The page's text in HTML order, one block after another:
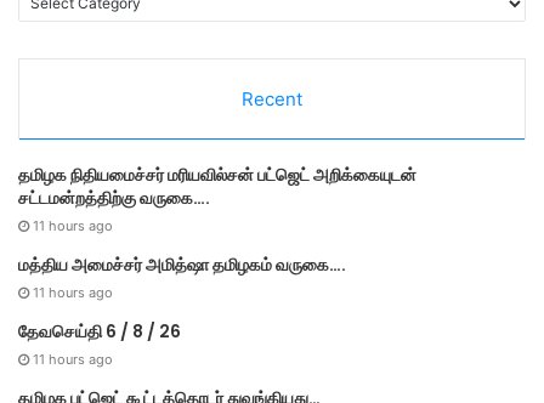
a
i
e
s
Recent
தமி​ழ​க நிதியமைச்சர் மரியவில்சன் பட்ஜெட் அறிக்கையுடன்
சட்டமன்றத்திற்கு வருகை….
11 hours ago
மத்திய அமைச்சர் அமித்ஷா தமிழகம் வருகை….
11 hours ago
தேவசெய்தி 6 / 8 / 26
11 hours ago
தமிழக பட்ஜெட் கூட்டத்தொடர் துவங்கியது…